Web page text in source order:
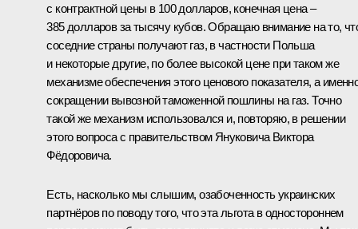
с контрактной цены в 100 долларов, конечная цена –
385 долларов за тысячу кубов. Обращаю внимание на то,
соседние страны получают газ, в частности Польша
и некоторые другие, по более высокой цене при таком же
механизме обеспечения этого ценового показателя, а
сокращении вывозной таможенной пошлины на газ. Точно
такой же механизм использовался и, повторяю, в решении
этого вопроса с правительством Януковича Виктора
Фёдоровича.
Есть, насколько мы слышим, озабоченность украинских
партнёров по поводу того, что эта льгота в одностороннем